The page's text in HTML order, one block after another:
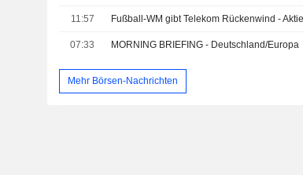
11:57 Fußball-WM gibt Telekom Rückenwind -
07:33 MORNING BRIEFING - Deutschland/Europa
Mehr Börsen-Nachrichten